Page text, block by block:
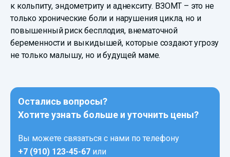
к кольпиту, эндометриту и аднекситу. ВЗОМТ – это не
только хронические боли и нарушения цикла, но и
повышенный риск бесплодия, внематочной
беременности и выкидышей, которые создают угрозу
не только малышу, но и будущей маме.
Остались вопросы?
Хотите узнать больше и уточнить цены?
Вы можете связаться с нами по телефону
+7 (910) 123-45-67 или